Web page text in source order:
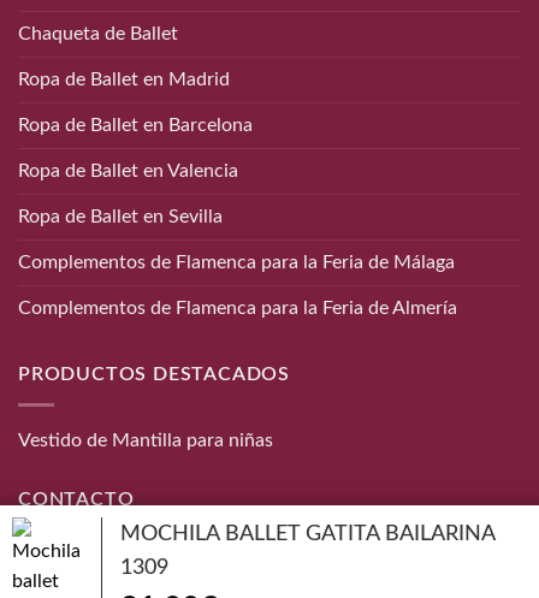
Chaqueta de Ballet
Ropa de Ballet en Madrid
Ropa de Ballet en Barcelona
Ropa de Ballet en Valencia
Ropa de Ballet en Sevilla
Complementos de Flamenca para la Feria de Málaga
Complementos de Flamenca para la Feria de Almería
PRODUCTOS DESTACADOS
Vestido de Mantilla para niñas
CONTACTO
656 872 190
MOCHILA BALLET GATITA BAILARINA
1309